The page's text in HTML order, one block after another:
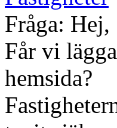
Fråga: Hej,
Får vi
hemsida?